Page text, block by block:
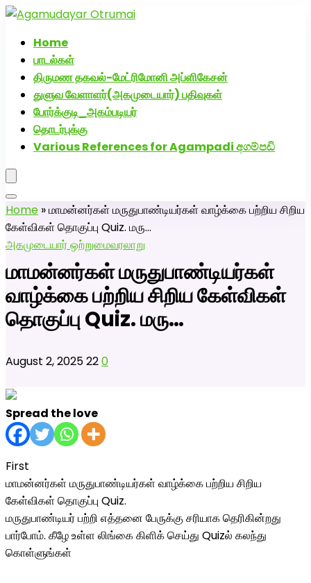
Home
பாடல்கள்
திருமண தகவல்-மேட்ரிமோனி அப்ளிகேசன்
துளுவ வேளாளர்(அகமுடையார்) பதிவுகள்
போர்க்குடி_அகம்படியர்
தொடர்புக்கு
Various References for Agampadi අගම්පඩි
Home »மாமன்னர்கள் மருதுபாண்டியர்கள் வாழ்க்கை பற்றிய சிறிய
கேள்விகள் தொகுப்பு Quiz. மரு…
அகமுடையார் ஒற்றுமைவரலாறு
மாமன்னர்கள் மருதுபாண்டியர்கள்
வாழ்க்கை பற்றிய சிறிய கேள்விகள்
தொகுப்பு Quiz. மரு…
August 2, 2025220
Spread the love
First
மாமன்னர்கள் மருதுபாண்டியர்கள் வாழ்க்கை பற்றிய சிறிய
கேள்விகள் தொகுப்பு Quiz.
மருதுபாண்டியர் பற்றி எத்தனை பேருக்கு சரியாக தெரிகின்றது
பார்போம். கீழே உள்ள லிங்கை கிளிக் செய்து Quizல் கலந்து
கொள்ளுங்கள்
அகமுடையார் திருமண வரன்களுக்கு அகமுடையார்மேட்ரி-